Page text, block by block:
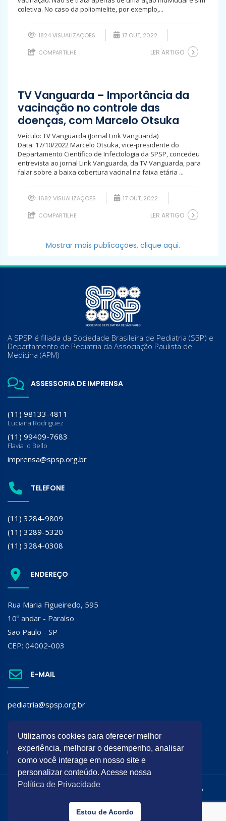
coletiva. No caso da poliomielite, por exemplo,...
1824 VISUALIZAÇÕES 17 OUT, 2022
COMPARTILHE LER ARTIGO
TV Vanguarda – Importância da
vacinação no controle das
doenças, com Marcelo Otsuka
Veículo: TV Vanguarda (Jornal Link Vanguarda)
Data: 17/10/2022 Marcelo Otsuka, vice-presidente do
Departamento Científico de Infectologia da SPSP, concedeu
entrevista ao jornal Link Vanguarda, da TV Vanguarda, para
falar sobre a baixa cobertura vacinal na faixa etária ...
1682 VISUALIZAÇÕES 17 OUT, 2022
COMPARTILHE LER ARTIGO
Mostrar mais publicações, clique aqui.
A SPSP é filiada da Sociedade Brasileira de Pediatria (SBP) e
Departamento de Pediatria da Associação Paulista de
Medicina (APM)
ASSESSORIA DE IMPRENSA
(11) 98133-4811
Luciana Rodriguez
(11) 99409-7683
Flavia lo Bello
imprensa@spsp.org.br
TELEFONE
(11) 3284-9809
(11) 3289-5320
(11) 3284-0308
ENDEREÇO
Rua Maria Figueiredo, 595
10º andar - Paraíso
São Paulo - SP
CEP: 04002-003
E-MAIL
pediatria@spsp.org.br
SIGA A SPSP:
Todos os direitos reservados. É permitida a reprodução do
conteúdo desta página desde que citada a origem.
Desenvolvido por
Utilizamos cookies para oferecer melhor
experiência, melhorar o desempenho, analisar
como você interage em nosso site e
personalizar conteúdo. Acesse nossa
Política de Privacidade
Estou de Acordo